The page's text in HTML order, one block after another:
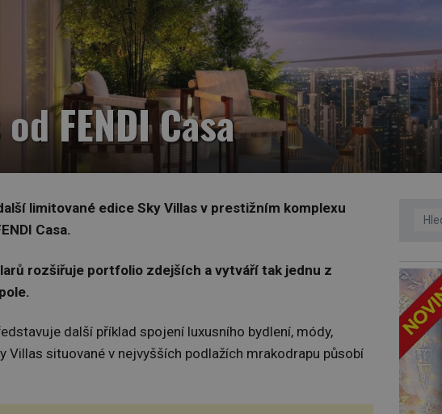
FENDI Casa
limitované edice Sky Villas v prestižním komplexu
Casa.
rozšiřuje portfolio zdejších a vytváří tak jednu z
další příklad spojení luxusního bydlení, módy,
Villas situované v nejvyšších podlažích mrakodrapu působí